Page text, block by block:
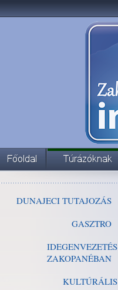
DUNAJECI TUTAJOZÁS
GASZTRO
IDEGENVEZETÉS
ZAKOPANÉBAN
KULTÚRÁLIS